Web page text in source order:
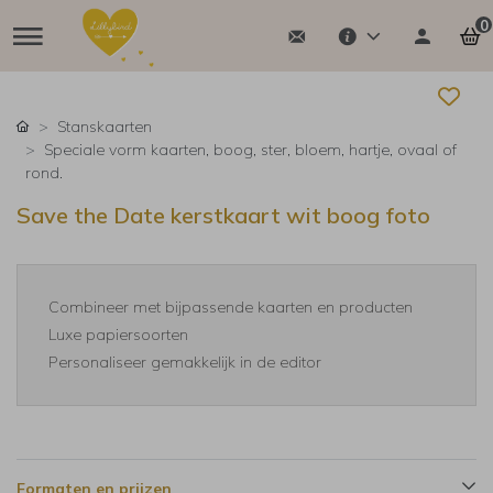
0
Stanskaarten
Speciale vorm kaarten, boog, ster, bloem, hartje, ovaal of
rond.
Save the Date kerstkaart wit boog foto
Combineer met bijpassende kaarten en producten
Luxe papiersoorten
Personaliseer gemakkelijk in de editor
Formaten en prijzen